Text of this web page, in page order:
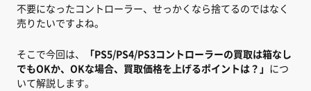
不要になったコントローラー、せっかくなら捨てるのではなく
売りたいですよね。
そこで今回は、
「PS5/PS4/PS3コントローラーの買取は箱なし
でもOKか、OKな場合、買取価格を上げるポイントは？」 につ
いて解説します。